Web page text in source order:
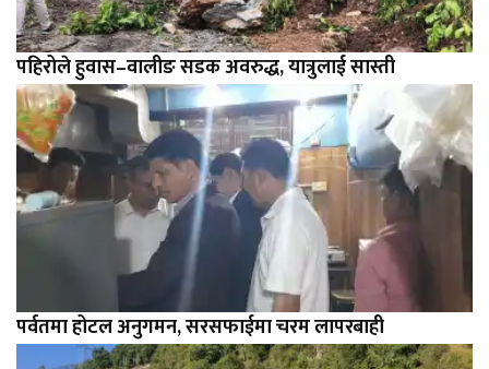
पहिरोले हुवास–वालीङ सडक अवरुद्ध, यात्रुलाई सास्ती
पर्वतमा होटल अनुगमन, सरसफाईमा चरम लापरबाही